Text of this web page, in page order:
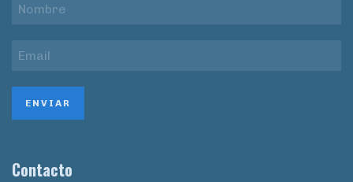
Contacto